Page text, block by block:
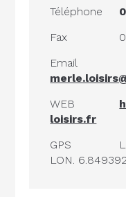
Téléphone
Fax
Email
WEB
loisirs.fr
GPS
LON.